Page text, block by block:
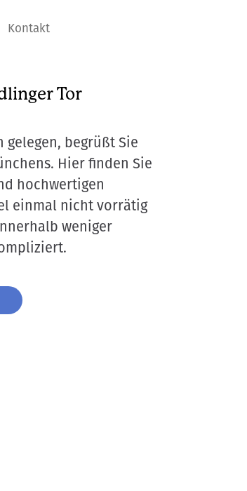
Kontakt
Tor
gelegen, begrüßt Sie
Hier finden Sie
hochwertigen
einmal nicht vorrätig
weniger